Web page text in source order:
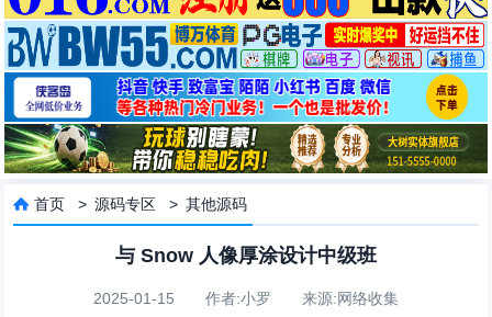
 首页 >源码专区 >其他源码
与 Snow 人像厚涂设计中级班
2025-01-15 作者:小罗 来源:网络收集